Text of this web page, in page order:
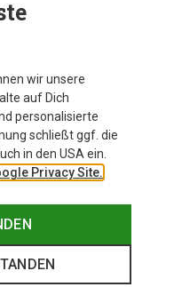
GTX Gamasche
€
wir unsere
auf Dich
personalisierte
schließt ggf. die
in den USA ein.
Privacy Site.